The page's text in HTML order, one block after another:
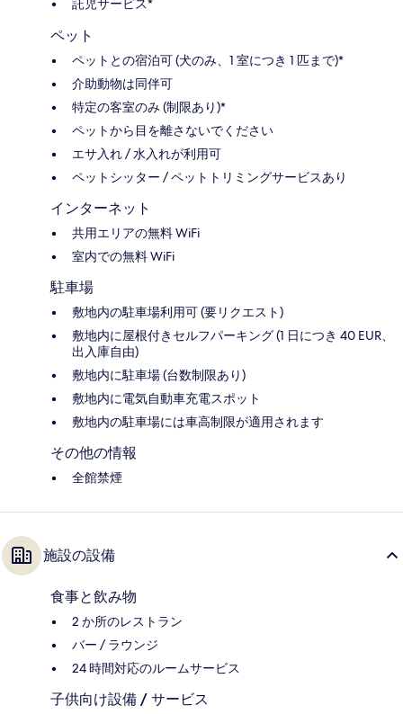
託児サービス*
ペット
ペットとの宿泊可 (犬のみ、1 室につき 1 匹まで)*
介助動物は同伴可
特定の客室のみ (制限あり)*
ペットから目を離さないでください
エサ入れ / 水入れが利用可
ペットシッター / ペットトリミングサービスあり
インターネット
共用エリアの無料 WiFi
室内での無料 WiFi
駐車場
敷地内の駐車場利用可 (要リクエスト)
敷地内に屋根付きセルフパーキング (1 日につき 40 EUR、
出入庫自由)
敷地内に駐車場 (台数制限あり)
敷地内に電気自動車充電スポット
敷地内の駐車場には車高制限が適用されます
その他の情報
全館禁煙
施設の設備
食事と飲み物
2 か所のレストラン
バー / ラウンジ
24 時間対応のルームサービス
子供向け設備 / サービス